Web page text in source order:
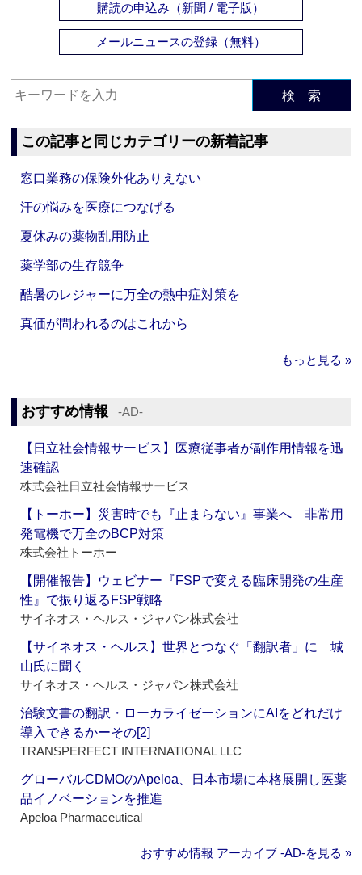
購読の申込み（新聞 / 電子版）
メールニュースの登録（無料）
検 索
この記事と同じカテゴリーの新着記事
窓口業務の保険外化ありえない
汗の悩みを医療につなげる
夏休みの薬物乱用防止
薬学部の生存競争
酷暑のレジャーに万全の熱中症対策を
真価が問われるのはこれから
もっと見る »
おすすめ情報 ‐AD‐
【日立社会情報サービス】医療従事者が副作用情報を迅
速確認
株式会社日立社会情報サービス
【トーホー】災害時でも『止まらない』事業へ 非常用
発電機で万全のBCP対策
株式会社トーホー
【開催報告】ウェビナー『FSPで変える臨床開発の生産
性』で振り返るFSP戦略
サイネオス・ヘルス・ジャパン株式会社
【サイネオス・ヘルス】世界とつなぐ「翻訳者」に 城
山氏に聞く
サイネオス・ヘルス・ジャパン株式会社
治験文書の翻訳・ローカライゼーションにAIをどれだけ
導入できるかーその[2]
TRANSPERFECT INTERNATIONAL LLC
グローバルCDMOのApeloa、日本市場に本格展開し医薬
品イノベーションを推進
Apeloa Pharmaceutical
おすすめ情報 アーカイブ ‐AD‐を見る »